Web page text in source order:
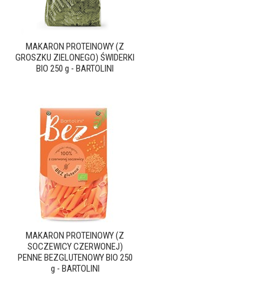
MAKARON PROTEINOWY (Z
GROSZKU ZIELONEGO) ŚWIDERKI
BIO 250 g - BARTOLINI
MAKARON PROTEINOWY (Z
SOCZEWICY CZERWONEJ)
PENNE BEZGLUTENOWY BIO 250
g - BARTOLINI